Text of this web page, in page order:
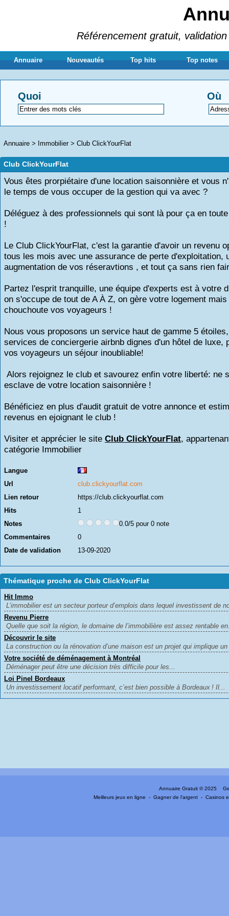
Référencement gratuit,
Annuaire Nouveautés Top hits Top notes
Quoi Où
Annuaire > Immobilier> Club ClickYourFlat
Club ClickYourFlat
Vous êtes prorpiétaire d'une location saisonnière et vous
le temps de vous occuper de la gestion qui va avec ?
Déléguez à des professionnels qui sont là pour ça en
!
Le Club ClickYourFlat, c'est la garantie d'avoir un revenu
tous les mois avec une assurance de perte d'exploitation,
augmentation de vos réseravtions , et tout ça sans rien
Partez l'esprit tranquille, une équipe d'experts est à votre
on s'occupe de tout de A À Z, on gère votre logement
chouchoute vos voyageurs !
Nous vous proposons un service haut de gamme 5
services de conciergerie airbnb dignes d'un hôtel de luxe,
vos voyageurs un séjour inoubliable!
Alors rejoignez le club et savourez enfin votre liberté: ne
esclave de votre location saisonnière !
Bénéficiez en plus d'audit gratuit de votre annonce et
revenus en ejoignant le club !
Visiter et apprécier le site Club ClickYourFlat,
catégorie Immobilier
Langue
Url
club.clickyourflat.com
Lien retour
https://club.clickyourflat.com
Hits
1
Notes
0.0/5 pour 0 note
Commentaires
0
Date de validation
13-09-2020
Thématique proche de Club ClickYourFlat
Hit Immo
L’immobilier est un secteur porteur d’emplois dans lequel investissent de
Revenu Pierre
Quelle que soit la région, le domaine de l’immobilière est assez rentable
Découvrir le site
La construction ou la rénovation d’une maison est un projet qui implique
Votre société de déménagement à Montréal
Déménager peut être une décision très difficile pour les...
Loi Pinel Bordeaux
Un investissement locatif performant, c’est bien possible à Bordeaux ! Il...
Annuaire Gratuit © 2025
Meilleurs jeux en ligne
-Gagner de l'argent -Casinos